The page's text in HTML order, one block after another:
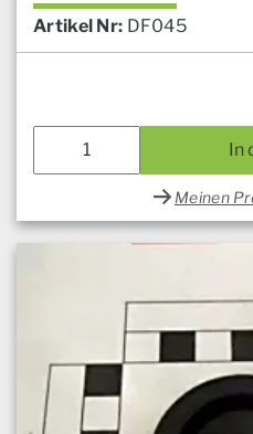
Artikel Nr: DF045
In
Meinen